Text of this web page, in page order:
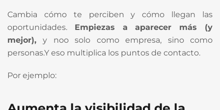
Cambia cómo te perciben y cómo llegan las
oportunidades. Empiezas a aparecer más (y
mejor),y noo solo como empresa, sino como
personas.Y eso multiplica los puntos de contacto.
Por ejemplo: